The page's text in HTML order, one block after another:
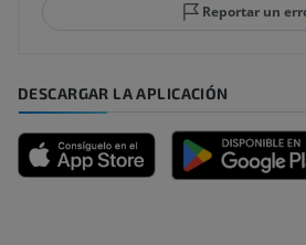
Reportar un
DESCARGAR LA APLICACIÓN